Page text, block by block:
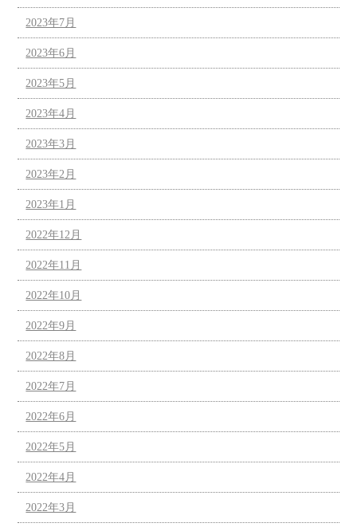
2023年7月
2023年6月
2023年5月
2023年4月
2023年3月
2023年2月
2023年1月
2022年12月
2022年11月
2022年10月
2022年9月
2022年8月
2022年7月
2022年6月
2022年5月
2022年4月
2022年3月